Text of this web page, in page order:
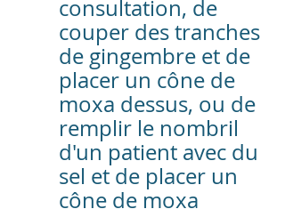
consultation, de
couper des tranches
de gingembre et de
placer un cône de
moxa dessus, ou de
remplir le nombril
d'un patient avec du
sel et de placer un
cône de moxa